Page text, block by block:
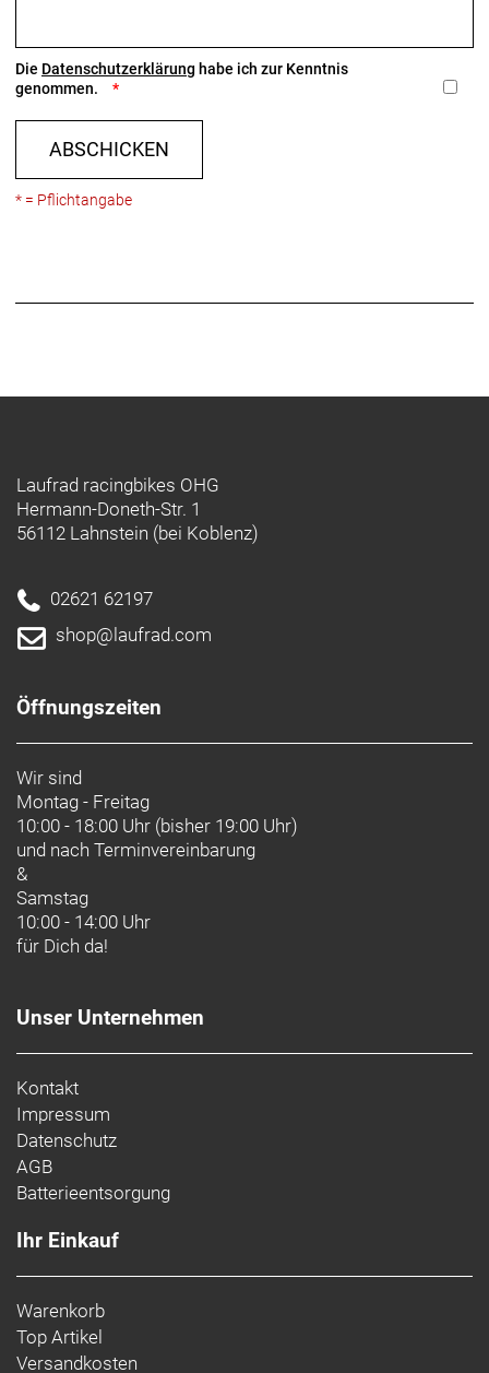
Die Datenschutzerklärung habe ich zur Kenntnis
genommen.
ABSCHICKEN
* = Pflichtangabe
Laufrad racingbikes OHG
Hermann-Doneth-Str. 1
56112 Lahnstein (bei Koblenz)
02621 62197
shop@laufrad.com
Öffnungszeiten
Wir sind
Montag - Freitag
10:00 - 18:00 Uhr (bisher 19:00 Uhr)
und nach Terminvereinbarung
&
Samstag
10:00 - 14:00 Uhr
für Dich da!
Unser Unternehmen
Kontakt
Impressum
Datenschutz
AGB
Batterieentsorgung
Ihr Einkauf
Warenkorb
Top Artikel
Versandkosten